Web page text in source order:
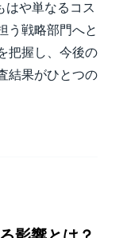
はや単なるコス
う戦略部門へと
把握し、今後の
結果がひとつの